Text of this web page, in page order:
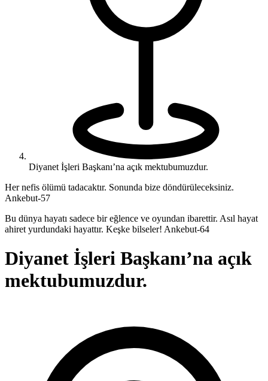
Diyanet İşleri Başkanı’na açık mektubumuzdur.
Her nefis ölümü tadacaktır. Sonunda bize döndürüleceksiniz.
Ankebut-57
Bu dünya hayatı sadece bir eğlence ve oyundan ibarettir. Asıl hayat
ahiret yurdundaki hayattır. Keşke bilseler! Ankebut-64
Diyanet İşleri Başkanı’na açık
mektubumuzdur.